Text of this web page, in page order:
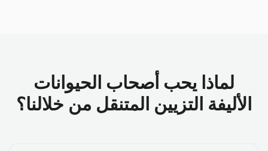
لماذا يحب أصحاب الحيوانات
الأليفة التزيين المتنقل من خلالنا؟